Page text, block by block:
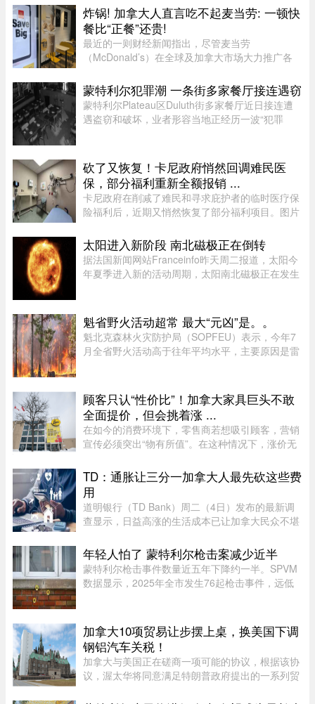
Joshua，后来认同为女性，并开始代表加州高中参
加女子体育赛事。自2025 ...
炸锅! 加拿大人直言吃不起麦当劳: 一顿快
餐比“正餐”还贵!
最近的一则财经新闻指出，尽管麦当劳
（McDonald’s）在全球及加拿大市场大力推广各
度依然出现了明显的放缓。图片来源：Global
News这一现象在加拿大知名社区论坛 r/ ...
蒙特利尔犯罪潮 一条街多家餐厅接连遇窃
蒙特利尔Plateau区Duluth街多家餐厅近日接连遭
遇盗窃和破坏，业者形容当地正经历一波“犯罪
过程，损失及维修费用约7000 ...
砍了又恢复！卡尼政府悄然回调难民医
保，部分福利重新全额报销 ...
卡尼政府在削减了难民和寻求庇护者的临时医疗保
险福利后，近期又悄然恢复了部分福利项目。图片
预算承诺削减资金，调整了为已安置的难民和等待
获得省或地区医保的庇护申 ...
太阳进入新阶段 南北磁极正在倒转
据法国新闻网站Franceinfo昨天周二报道，太阳今
年夏季进入新的活动周期，太阳南北磁极正在发生
南磁极，南磁极则转变为北 ...
魁省野火活动超常 最大“元凶”是。。
魁北克森林火灾防护局（SOPFEU）表示，今年7
月全省野火活动高于往年平均水平，主要原因是雷
均为66起火灾，受影响面积约111 ...
顾客只认“性价比”！加拿大家具巨头不敢
全面提价，但会挑着涨 ...
在如今的消费环境下，零售商若想吸引顾客，营销
宣传必须突出“物有所值”。在这种情况下，涨价无
持续挤压利润空间，Leon’s Furniture Ltd.（LNF-
T）的管理层表示，公 ...
TD：通胀让三分一加拿大人最先砍这些费
用
道明银行（TD Bank）周二（4日）发布的最新调
查显示，日益高涨的生活成本已让加拿大民众不堪
Global News报道，道明保险（TD Insurance）的
数据指出，33%的加拿大民众为了节 ...
年轻人怕了 蒙特利尔枪击案减少近半
蒙特利尔枪击事件数量近五年下降约一半。SPVM
数据显示，2025年全市发生76起枪击事件，远低
到持枪犯罪可能面临严厉刑罚， ...
加拿大10项贸易让步摆上桌，换美国下调
钢铝汽车关税！
加拿大与美国正在磋商一项可能的协议，根据该协
议，渥太华将同意满足特朗普政府提出的一系列贸